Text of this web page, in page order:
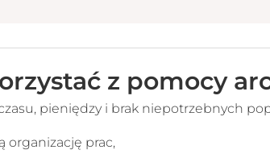
z pomocy
pieniędzy i brak niepotrzebnych
organizację prac,